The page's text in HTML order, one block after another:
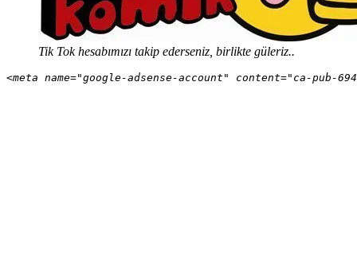
Tik Tok hesabımızı takip ederseniz, birlikte güleriz..
<meta name="google-adsense-account" content="ca-pub-